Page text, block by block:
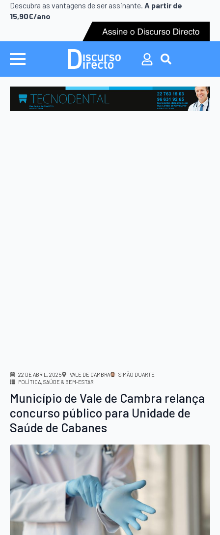
Descubra as vantagens de ser assinante. A partir de
15,90€/ano
Search
for:
Search
22 DE ABRIL, 2025 VALE DE CAMBRA
SIMÃO DUARTE
POLÍTICA SAÚDE & BEM-ESTAR
Município de Vale de Cambra relança
concurso público para Unidade de
Saúde de Cabanes